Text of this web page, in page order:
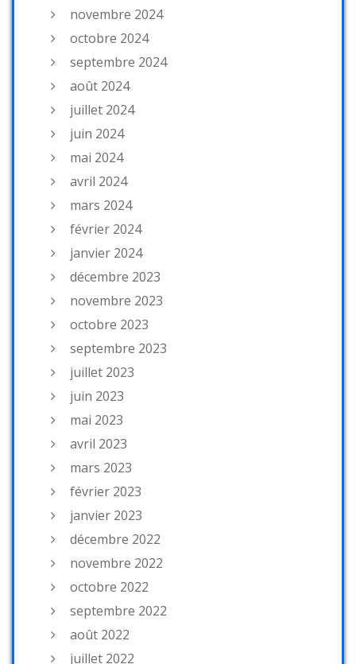
novembre 2024
octobre 2024
septembre 2024
août 2024
juillet 2024
juin 2024
mai 2024
avril 2024
mars 2024
février 2024
janvier 2024
décembre 2023
novembre 2023
octobre 2023
septembre 2023
juillet 2023
juin 2023
mai 2023
avril 2023
mars 2023
février 2023
janvier 2023
décembre 2022
novembre 2022
octobre 2022
septembre 2022
août 2022
juillet 2022